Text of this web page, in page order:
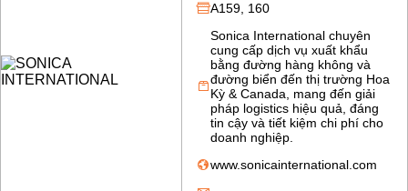
A159, 160
Sonica International chuyên
cung cấp dịch vụ xuất khẩu
bằng đường hàng không và
đường biển đến thị trường Hoa
Kỳ & Canada, mang đến giải
pháp logistics hiệu quả, đáng
tin cậy và tiết kiệm chi phí cho
doanh nghiệp.
www.sonicainternational.com